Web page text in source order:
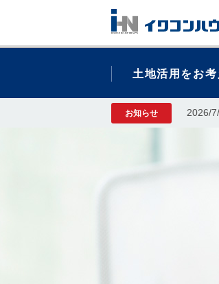
土地活用をお
お知らせ 2026/